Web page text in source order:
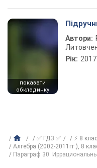
показати
обкладинку
Автори:
Рік: 2017
✅ ГДЗ ✅ ⚡ 8
Алгебра (2002-2011гг.), 8
Параграф 30.